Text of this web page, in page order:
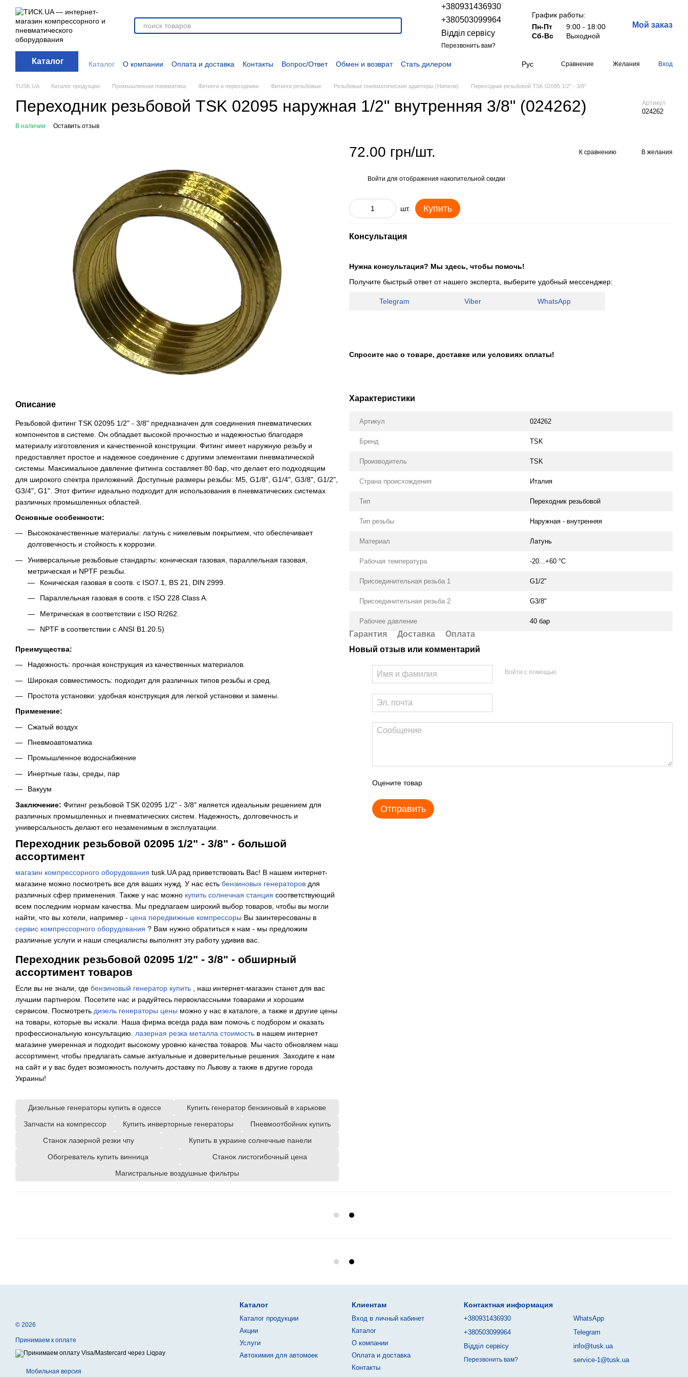
Перейти к основному контенту
+380931436930
+380503099964
Відділ сервісу
Перезвонить вам?
График работы:
Пн-Пт
9:00 - 18:00
Сб-Вс
Выходной
Мой заказ
Каталог Каталог О компании Оплата и доставка Контакты Вопрос/Ответ Обмен и возврат
Стать дилером
Дополнительные материалы
Блог Политика конфиденциальности Договор оферты Распродажа
Рус Сравнение Желания Вход
TUSK.UA Каталог продукции Промышленная пневматика Фитинги и переходники Фитинги резьбовые Резьбовые пневматические адаптеры (Нипели) Переходник резьбовой TSK 02095 1/2" - 3/8"
Переходник резьбовой TSK 02095 наружная 1/2" внутренняя 3/8" (024262) Артикул
024262
В наличии Оставить отзыв
Описание
Резьбовой фитинг TSK 02095 1/2" - 3/8" предназначен для соединения пневматических
компонентов в системе. Он обладает высокой прочностью и надежностью благодаря
материалу изготовления и качественной конструкции. Фитинг имеет наружную резьбу и
предоставляет простое и надежное соединение с другими элементами пневматической
системы. Максимальное давление фитинга составляет 80 бар, что делает его подходящим
для широкого спектра приложений. Доступные размеры резьбы: M5, G1/8", G1/4", G3/8", G1/2",
G3/4", G1". Этот фитинг идеально подходит для использования в пневматических системах
различных промышленных областей.
Основные особенности:
Высококачественные материалы: латунь с никелевым покрытием, что обеспечивает
долговечность и стойкость к коррозии.
Универсальные резьбовые стандарты: коническая газовая, параллельная газовая,
метрическая и NPTF резьбы.
Коническая газовая в соотв. с ISO7.1, BS 21, DIN 2999.
Параллельная газовая в соотв. с ISO 228 Class A.
Метрическая в соответствии с ISO R/262.
NPTF в соответствии с ANSI B1.20.5)
Преимущества:
Надежность: прочная конструкция из качественных материалов.
Широкая совместимость: подходит для различных типов резьбы и сред.
Простота установки: удобная конструкция для легкой установки и замены.
Применение:
Сжатый воздух
Пневмоавтоматика
Промышленное водоснабжение
Инертные газы, среды, пар
Вакуум
Заключение: Фитинг резьбовой TSK 02095 1/2" - 3/8" является идеальным решением для
различных промышленных и пневматических систем. Надежность, долговечность и
универсальность делают его незаменимым в эксплуатации.
Переходник резьбовой 02095 1/2" - 3/8" - большой
ассортимент
магазин компрессорного оборудования tusk.UA рад приветствовать Вас! В нашем интернет-
магазине можно посмотреть все для ваших нужд. У нас есть бензиновых генераторов для
различных сфер применения. Также у нас можно купить солнечная станция соответствующий
всем последним нормам качества. Мы предлагаем широкий выбор товаров, чтобы вы могли
найти, что вы хотели, например - цена передвижные компрессоры Вы заинтересованы в
сервис компрессорного оборудования ? Вам нужно обратиться к нам - мы предложим
различные услуги и наши специалисты выполнят эту работу удивив вас.
Переходник резьбовой 02095 1/2" - 3/8" - обширный
ассортимент товаров
Если вы не знали, где бензиновый генератор купить , наш интернет-магазин станет для вас
лучшим партнером. Посетите нас и радуйтесь первоклассными товарами и хорошим
сервисом. Посмотреть дизель генераторы цены можно у нас в каталоге, а также и другие цены
на товары, которые вы искали. Наша фирма всегда рада вам помочь с подбором и оказать
профессиональную консультацию. лазерная резка металла стоимость в нашем интернет
магазине умеренная и подходит высокому уровню качества товаров. Мы часто обновляем наш
ассортимент, чтобы предлагать самые актуальные и доверительные решения. Заходите к нам
на сайт и у вас будет возможность получить доставку по Львову а также в другие города
Украины!
Дизельные генераторы купить в одессе
Купить генератор бензиновый в харькове
Запчасти на компрессор
Купить инверторные генераторы
Пневмоотбойник купить
Станок лазерной резки чпу
Купить в украине солнечные панели
Обогреватель купить винница
Станок листогибочный цена
Магистральные воздушные фильтры
72.00 грн/шт. К сравнению В желания
Войти для отображения накопительной скидки
шт. Купить
Консультация
Нужна консультация? Мы здесь, чтобы помочь!
Получите быстрый ответ от нашего эксперта, выберите удобный мессенджер:
Telegram Viber WhatsApp
Спросите нас о товаре, доставке или условиях оплаты!
Характеристики
Артикул 024262
Бренд TSK
Производитель TSK
Страна происхождения Италия
Тип Переходник резьбовой
Тип резьбы Наружная - внутренняя
Материал Латунь
Рабочая температура -20...+60 °С
Присоединительная резьба 1 G1/2"
Присоединительная резьба 2 G3/8"
Рабочее давление 40 бар
Гарантия Доставка
Оплата
Новый отзыв или комментарий
Войти с помощью
Оцените товар
Отправить
© 2026
Принимаем к оплате
Мобильная версия
Каталог
Каталог продукции
Акции
Услуги
Автохимия для автомоек
Клиентам
Вход в личный кабинет
Каталог
О компании
Оплата и доставка
Контакты
Контактная информация
+380931436930
+380503099964
Відділ сервісу
Перезвонить вам?
WhatsApp
Telegram
info@tusk.ua
service-1@tusk.ua